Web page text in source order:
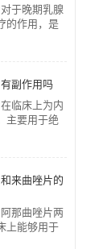
于晚期乳腺
的作用，是
副作用吗
临床上为内
主要用于绝
来曲唑片的
那曲唑片两
上能够用于